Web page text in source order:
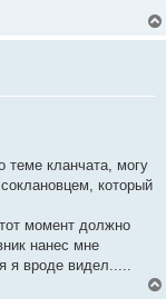
теме кланчата, могу
который
момент должно
нанес мне
я вроде видел.....